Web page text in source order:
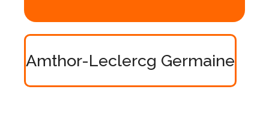
Amthor-Leclercg Germaine